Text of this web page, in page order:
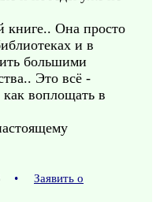
книге.. Она просто
и в
большими
Это всё -
воплощать в
•
Заявить о